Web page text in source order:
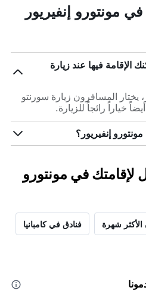
مونتورو إنفيريور
الإقامة فيها عند زيارة
يختار المسافرون زيارة سورنتو
خياراً رائجاً للزيارة.
إنفيريور؟
لإقامتك في مونتورو
الأكثر شهرة فنادق في كامبانيا